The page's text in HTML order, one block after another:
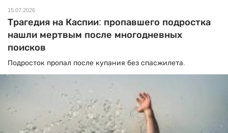
15.07.2026
Трагедия на Каспии: пропавшего подростка
нашли мертвым после многодневных
поисков
Подросток пропал после купания без спасжилета.